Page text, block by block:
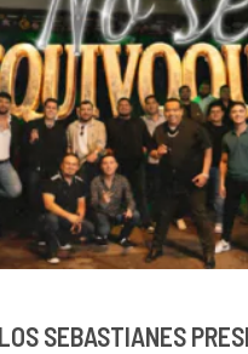
SEBASTIANES